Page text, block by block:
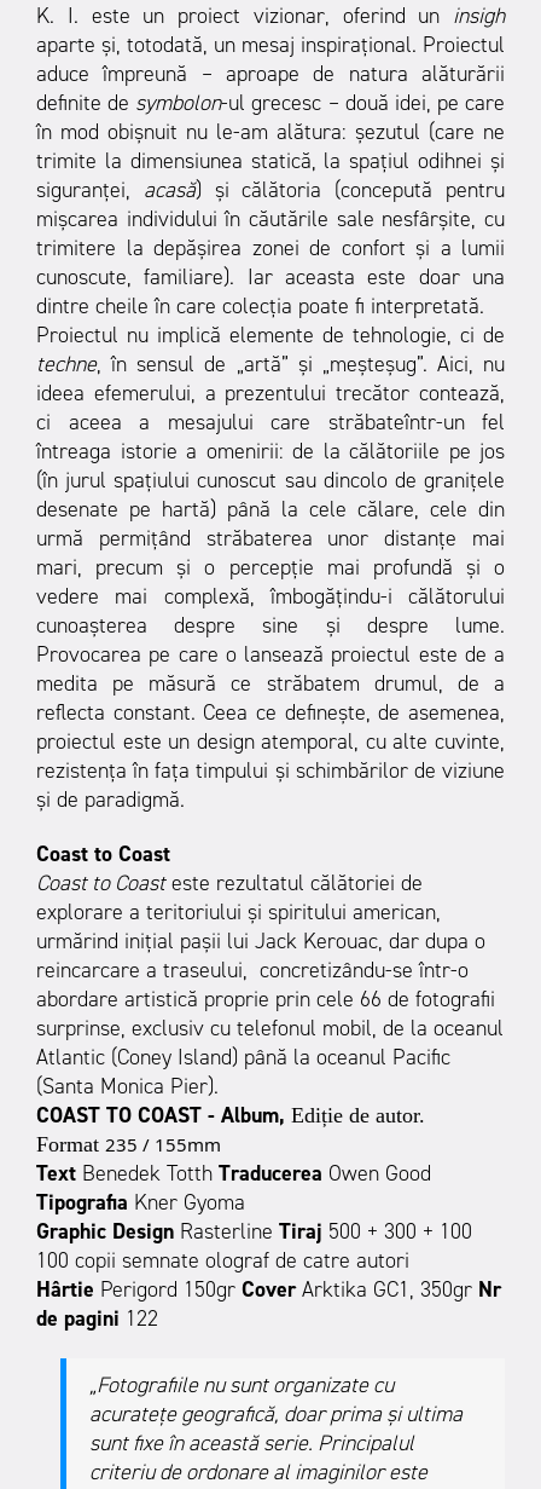
K. I. este un proiect vizionar, oferind un insigh
aparte şi, totodată, un mesaj inspiraţional. Proiectul
aduce împreună – aproape de natura alăturării
definite de symbolon-ul grecesc – două idei, pe care
în mod obişnuit nu le-am alătura: șezutul (care ne
trimite la dimensiunea statică, la spaţiul odihnei şi
siguranţei, acasă) şi călătoria (concepută pentru
mişcarea individului în căutările sale nesfârşite, cu
trimitere la depăşirea zonei de confort şi a lumii
cunoscute, familiare). Iar aceasta este doar una
dintre cheile în care colecția poate fi interpretată.
Proiectul nu implică elemente de tehnologie, ci de
techne, în sensul de „artă” şi „meşteşug”. Aici, nu
ideea efemerului, a prezentului trecător contează,
ci aceea a mesajului care străbateîntr-un fel
întreaga istorie a omenirii: de la călătoriile pe jos
(în jurul spaţiului cunoscut sau dincolo de graniţele
desenate pe hartă) până la cele călare, cele din
urmă permiţând străbaterea unor distanţe mai
mari, precum şi o percepţie mai profundă şi o
vedere mai complexă, îmbogăţindu-i călătorului
cunoaşterea despre sine şi despre lume.
Provocarea pe care o lansează proiectul este de a
medita pe măsură ce străbatem drumul, de a
reflecta constant. Ceea ce defineşte, de asemenea,
proiectul este un design atemporal, cu alte cuvinte,
rezistenţa în faţa timpului şi schimbărilor de viziune
şi de paradigmă.
Coast to Coast
Coast to Coasteste rezultatul călătoriei de
explorare a teritoriului şi spiritului american,
urmărind iniţial pașii lui Jack Kerouac, dar dupa o
reincarcare a traseului, concretizându-se într-o
abordare artistică proprie prin cele 66 de fotografii
surprinse, exclusiv cu telefonul mobil, de la oceanul
Atlantic (Coney Island) până la oceanul Pacific
(Santa Monica Pier).
COAST TO COAST - Album, Ediție de autor.
Format 235 / 155mm
Text Benedek Totth Traducerea Owen Good
Tipografia Kner Gyoma
Graphic Design Rasterline Tiraj 500 + 300 + 100
100 copii semnate olograf de catre autori
Hârtie Perigord 150gr CoverArktika GC1, 350gr Nr
de pagini 122
„Fotografiile nu sunt organizate cu
acuratețe geografică, doar prima și ultima
sunt fixe în această serie. Principalul
criteriu de ordonare al imaginilor este